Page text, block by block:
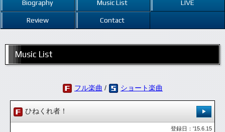
Biography Music List LIVE
Review Contact
Music List
フル楽曲 / ショート楽曲
ひねくれ者！
登録日：'15.6.15